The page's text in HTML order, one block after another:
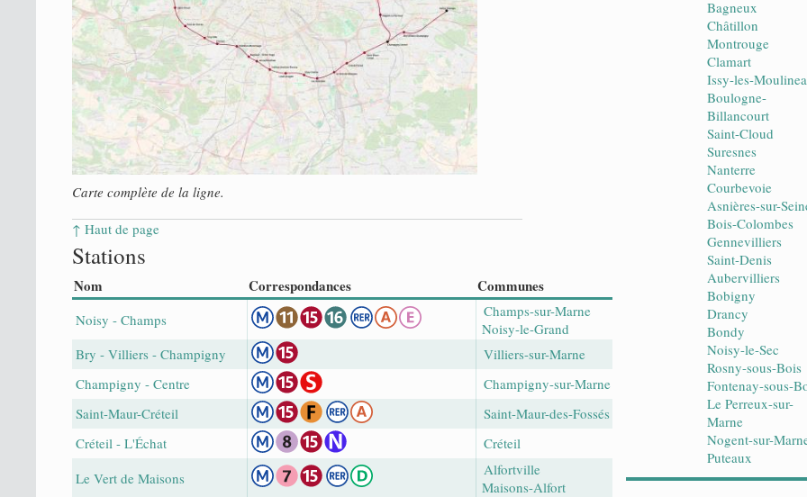
Bagneux
Châtillon
Montrouge
Clamart
Issy-les-
Boulogne-
Billancourt
Saint-Cloud
Suresnes
Nanterre
Courbevoie
Asnières-sur-
Bois-Colombes
Gennevilliers
Saint-Denis
Aubervilliers
Bobigny
Drancy
Bondy
Noisy-le-Sec
Rosny-sous-Bois
Fontenay-sous-
Le Perreux-sur-
Marne
Nogent-sur-
Puteaux
Carte complète de la ligne.
↑ Haut de page
Stations
Nom Correspondances Communes
Noisy - Champs
Champs-sur-Marne
Noisy-le-Grand
Bry - Villiers - Champigny
Villiers-sur-Marne
Champigny - Centre
Champigny-sur-Marne
Saint-Maur-Créteil
Saint-Maur-des-Fossés
Créteil - L'Échat
Créteil
Le Vert de Maisons
Alfortville
Maisons-Alfort